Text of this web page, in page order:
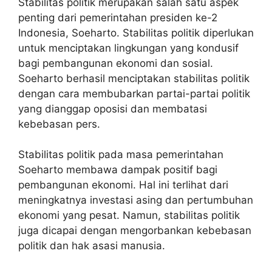
penting dari pemerintahan presiden ke-2
Indonesia, Soeharto. Stabilitas politik diperlukan
untuk menciptakan lingkungan yang kondusif
bagi pembangunan ekonomi dan sosial.
Soeharto berhasil menciptakan stabilitas politik
dengan cara membubarkan partai-partai politik
yang dianggap oposisi dan membatasi
kebebasan pers.
Stabilitas politik pada masa pemerintahan
Soeharto membawa dampak positif bagi
pembangunan ekonomi. Hal ini terlihat dari
meningkatnya investasi asing dan pertumbuhan
ekonomi yang pesat. Namun, stabilitas politik
juga dicapai dengan mengorbankan kebebasan
politik dan hak asasi manusia.